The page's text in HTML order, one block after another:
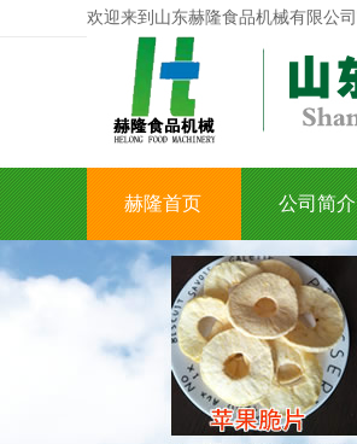
欢迎来到山东赫隆食品机械有限公司
赫隆首页 公司简介